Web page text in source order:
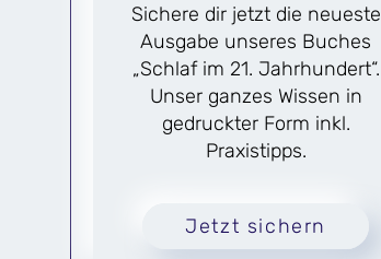
Sichere dir jetzt die neueste
Ausgabe unseres Buches
„Schlaf im 21. Jahrhundert“.
Unser ganzes Wissen in
gedruckter Form inkl.
Praxistipps.
Jetzt sichern